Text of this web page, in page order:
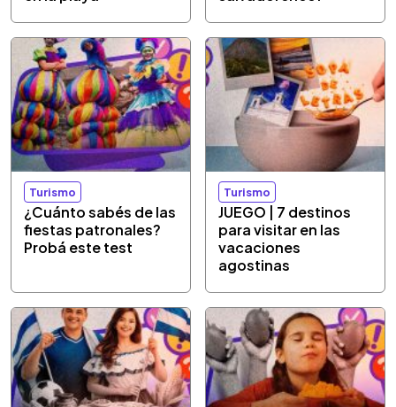
Turismo
¿Cuánto sabés de las
fiestas patronales?
Probá este test
Turismo
JUEGO | 7 destinos
para visitar en las
vacaciones
agostinas